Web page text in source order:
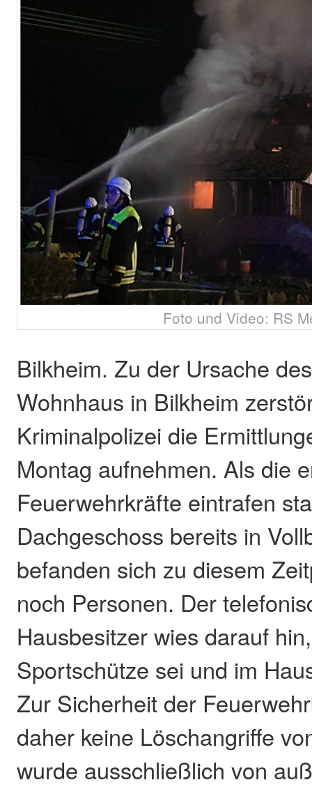
Foto und Video: RS
Bilkheim. Zu der Ursache
Wohnhaus in Bilkheim
Kriminalpolizei die
Montag aufnehmen. Als die
Feuerwehrkräfte eintrafen
Dachgeschoss bereits in
befanden sich zu diesem
noch Personen. Der
Hausbesitzer wies darauf
Sportschütze sei und im
Zur Sicherheit der
daher keine Löschangriffe
wurde ausschließlich von